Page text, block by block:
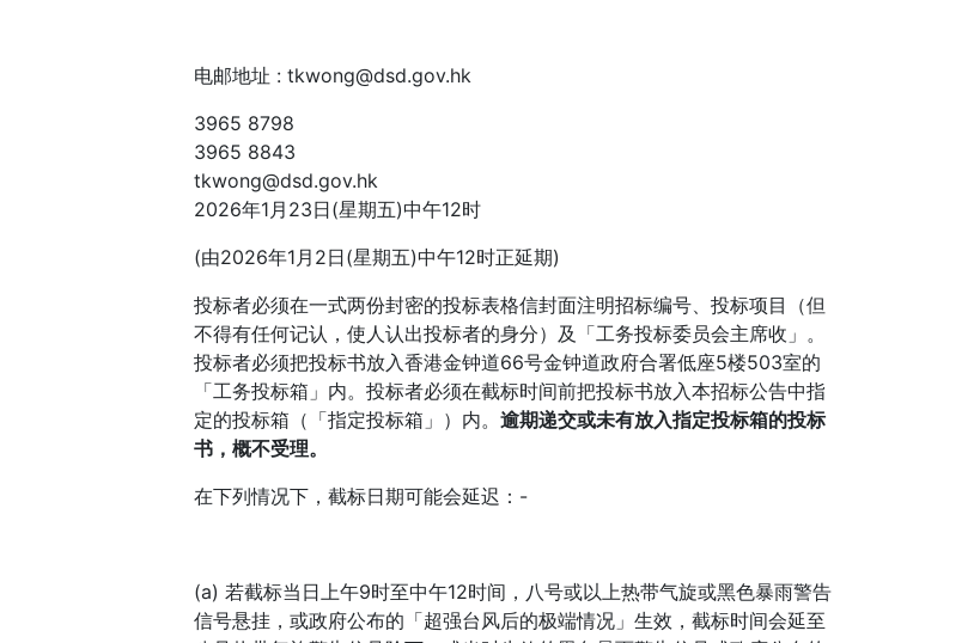
电邮地址 : tkwong@dsd.gov.hk
3965 8798
3965 8843
tkwong@dsd.gov.hk
2026年1月23日(星期五)中午12时
(由2026年1月2日(星期五)中午12时正延期)
投标者必须在一式两份封密的投标表格信封面注明招标编号、投标项目（但
不得有任何记认，使人认出投标者的身分）及「工务投标委员会主席收」。
投标者必须把投标书放入香港金钟道66号金钟道政府合署低座5楼503室的
「工务投标箱」内。投标者必须在截标时间前把投标书放入本招标公告中指
定的投标箱（「指定投标箱」）内。 逾期递交或未有放入指定投标箱的投标
书，概不受理。
在下列情况下，截标日期可能会延迟：-
(a) 若截标当日上午9时至中午12时间，八号或以上热带气旋或黑色暴雨警告
信号悬挂，或政府公布的「超强台风后的极端情况」生效，截标时间会延至